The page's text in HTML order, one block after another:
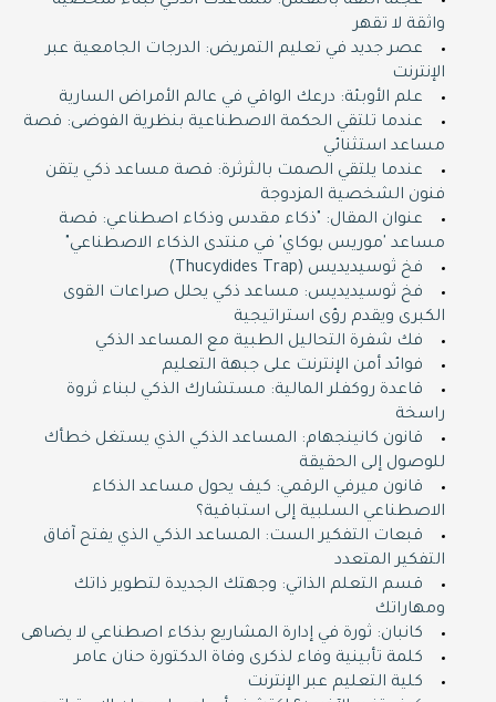
واثقة لا تقهر
عصر جديد في تعليم التمريض: الدرجات الجامعية عبر
الإنترنت
علم الأوبئة: درعك الواقي في عالم الأمراض السارية
عندما تلتقي الحكمة الاصطناعية بنظرية الفوضى: قصة
مساعد استثنائي
عندما يلتقي الصمت بالثرثرة: قصة مساعد ذكي يتقن
فنون الشخصية المزدوجة
عنوان المقال: "ذكاء مقدس وذكاء اصطناعي: قصة
مساعد 'موريس بوكاي' في منتدى الذكاء الاصطناعي"
فخ ثوسيديديس (Thucydides Trap)
فخ ثوسيديديس: مساعد ذكي يحلل صراعات القوى
الكبرى ويقدم رؤى استراتيجية
فك شفرة التحاليل الطبية مع المساعد الذكي
فوائد أمن الإنترنت على جبهة التعليم
قاعدة روكفلر المالية: مستشارك الذكي لبناء ثروة
راسخة
قانون كانينجهام: المساعد الذكي الذي يستغل خطأك
للوصول إلى الحقيقة
قانون ميرفي الرقمي: كيف يحول مساعد الذكاء
الاصطناعي السلبية إلى استباقية؟
قبعات التفكير الست: المساعد الذكي الذي يفتح آفاق
التفكير المتعدد
قسم التعلم الذاتي: وجهتك الجديدة لتطوير ذاتك
ومهاراتك
كانبان: ثورة في إدارة المشاريع بذكاء اصطناعي لا يضاهى
كلمة تأبينية وفاء لذكرى وفاة الدكتورة حنان عامر
كلية التعليم عبر الإنترنت